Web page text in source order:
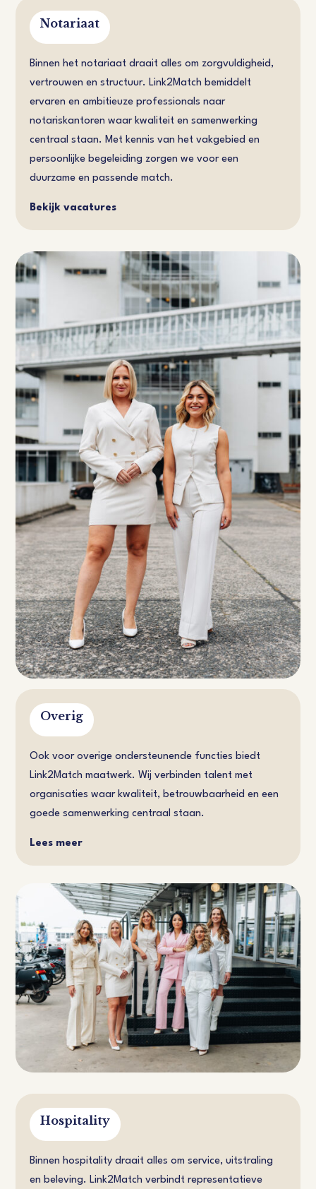
Notariaat
Binnen het notariaat draait alles om zorgvuldigheid,
vertrouwen en structuur. Link2Match bemiddelt
ervaren en ambitieuze professionals naar
notariskantoren waar kwaliteit en samenwerking
centraal staan. Met kennis van het vakgebied en
persoonlijke begeleiding zorgen we voor een
duurzame en passende match.
Bekijk vacatures
Hospitality
Binnen hospitality draait alles om service, uitstraling
en beleving. Link2Match verbindt representatieve
Overig
Ook voor overige ondersteunende functies biedt
Link2Match maatwerk. Wij verbinden talent met
organisaties waar kwaliteit, betrouwbaarheid en een
goede samenwerking centraal staan.
Lees meer